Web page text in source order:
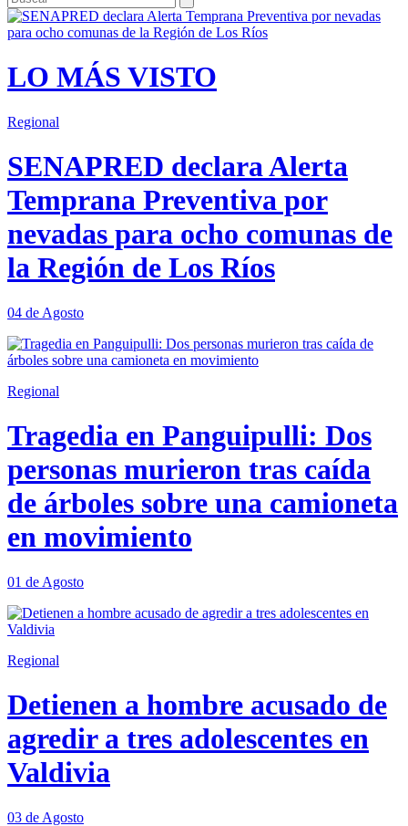
LO MÁS VISTO
Regional
SENAPRED declara Alerta
Temprana Preventiva por
nevadas para ocho comunas de
la Región de Los Ríos
04 de Agosto
Regional
Tragedia en Panguipulli: Dos
personas murieron tras caída
de árboles sobre una camioneta
en movimiento
01 de Agosto
Regional
Detienen a hombre acusado de
agredir a tres adolescentes en
Valdivia
03 de Agosto